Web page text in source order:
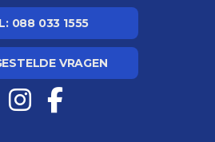
088 033 1555
VRAGEN